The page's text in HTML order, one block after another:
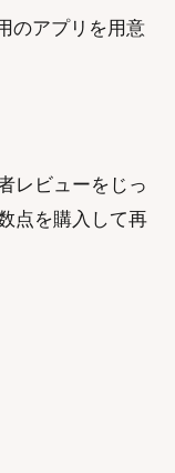
のアプリを用意
レビューをじっ
点を購入して再